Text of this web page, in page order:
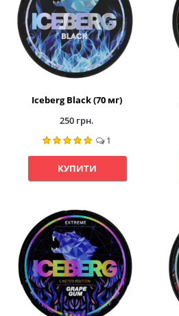
Iceberg Black (70 мг)
250 грн.
1
КУПИТИ